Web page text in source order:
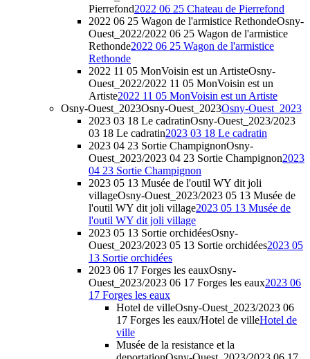
Pierrefond2022 06 25 Chateau de Pierrefond
2022 06 25 Wagon de l'armistice RethondeOsny-
Ouest_2022/2022 06 25 Wagon de l'armistice
Rethonde2022 06 25 Wagon de l'armistice
Rethonde
2022 11 05 MonVoisin est un ArtisteOsny-
Ouest_2022/2022 11 05 MonVoisin est un
Artiste2022 11 05 MonVoisin est un Artiste
Osny-Ouest_2023Osny-Ouest_2023Osny-Ouest_2023
2023 03 18 Le cadratinOsny-Ouest_2023/2023
03 18 Le cadratin2023 03 18 Le cadratin
2023 04 23 Sortie ChampignonOsny-
Ouest_2023/2023 04 23 Sortie Champignon2023
04 23 Sortie Champignon
2023 05 13 Musée de l'outil WY dit joli
villageOsny-Ouest_2023/2023 05 13 Musée de
l'outil WY dit joli village2023 05 13 Musée de
l'outil WY dit joli village
2023 05 13 Sortie orchidéesOsny-
Ouest_2023/2023 05 13 Sortie orchidées2023 05
13 Sortie orchidées
2023 06 17 Forges les eauxOsny-
Ouest_2023/2023 06 17 Forges les eaux2023 06
17 Forges les eaux
Hotel de villeOsny-Ouest_2023/2023 06
17 Forges les eaux/Hotel de villeHotel de
ville
Musée de la resistance et la